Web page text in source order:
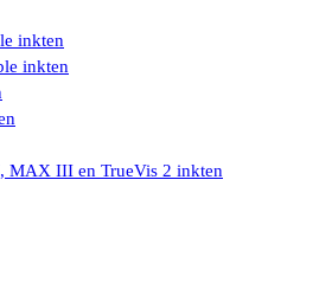
inkten
inkten
III en TrueVis 2 inkten